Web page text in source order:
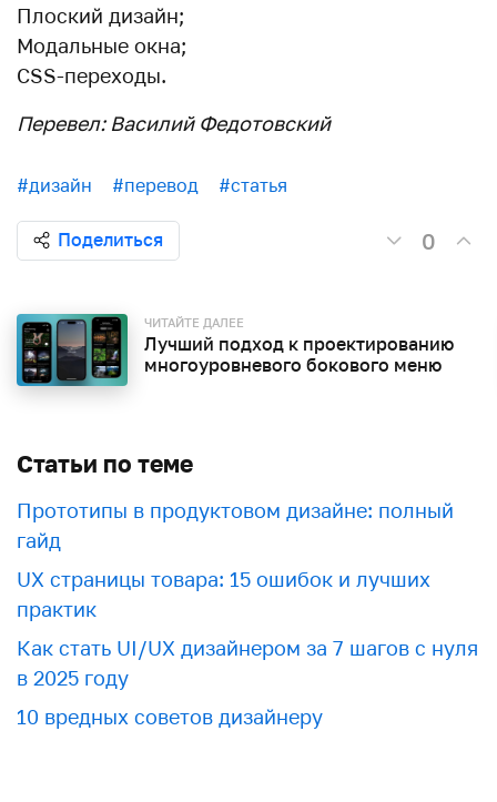
Плоский дизайн;
Модальные окна;
CSS-переходы.
Перевел: Василий Федотовский
#дизайн #перевод #статья
Поделиться 0
ЧИТАЙТЕ ДАЛЕЕ
Лучший подход к проектированию
многоуровневого бокового меню
Статьи по теме
Прототипы в продуктовом дизайне: полный
гайд
UX страницы товара: 15 ошибок и лучших
практик
Как стать UI/UX дизайнером за 7 шагов с нуля
в 2025 году
10 вредных советов дизайнеру